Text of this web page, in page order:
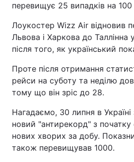
перевищує 25 випадків на
Лоукостер Wizz Air відновив
Львова і Харкова до Таллінна
після того, як український
Проте після отримання
рейси на суботу та неділю
тому що він зріс до 28.
Нагадаємо, 30 липня в
новий "антирекорд" з початку
нових хворих за добу.
також перевищував 1000.